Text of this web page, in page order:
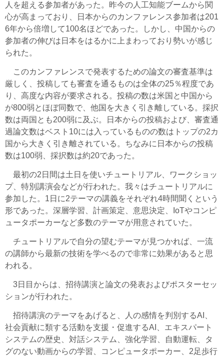
人を超える参加者があった。昨今の人工知能ブームから関
心が高まっており、日本からのカンファレンス参加者は201
6年から倍増して100名ほどであった。しかし、中国からの
参加者の伸びは日本をはるかに上まわっており勢いが感じ
られた。
このカンファレンスで発表するための論文の審査基準は
厳しく、投稿しても審査を通るものは全体の25％程度であ
り、高度な内容が要求される。投稿の数は米国と中国から
が800弱とほぼ同数で、他国を大きく引き離している。採択
数は両国とも200弱に及ぶ。日本からの投稿および、審査通
過論文数はベスト10には入っているものの数はトップの2カ
国から大きく引き離されている。ちなみに日本からの投稿
数は100弱、採択数は約20であった。
最初の2日間は土日を使いチュートリアル、ワークショッ
プ、特別講演会などが行われた。我々はチュートリアルに
参加した。1日に2テーマの講義をそれぞれ4時間聞くという
形であった。深層学習、計画策定、意思決定、IoTやコンピ
ュータポーカーなど多数のテーマが用意されていた。
チュートリアルで自分の望むテーマが見つかれば、一流
の講師から最新の技術を学べるので非常に効果があると思
われる。
3日目からは、招待講演と論文の発表およびポスターセッ
ションが行われた。
招待講演のテーマをあげると、人の感情を判別するAI、
社会貢献に類する活動を支援・促進するAI、エキスパート
システムの歴史、対話システム、強化学習、自動運転、タ
グのない動画からの学習、コンピュータポーカー、2足歩行